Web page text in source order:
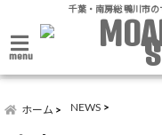
千葉・南房総 鴨川市の
menu
ホーム NEWS